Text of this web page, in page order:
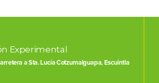
Experimental
a Sta. Lucía Cotzumalguapa, Escuintla